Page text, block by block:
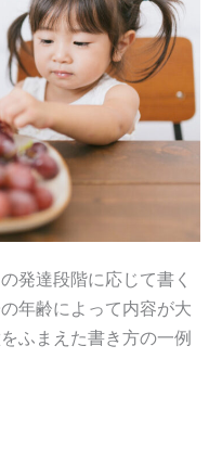
発達段階に応じて書く
年齢によって内容が大
ふまえた書き方の一例